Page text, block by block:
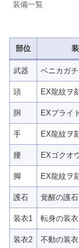
装備一覧
部位
武器 ベニカガ
頭 EX龍紋ヲ
胴 EXプライ
手 EX龍紋ヲ
腰 EXゴクオ
脚 EX龍紋ヲ
護石 覚醒の護
装衣1 転身の装
装衣2 不動の装